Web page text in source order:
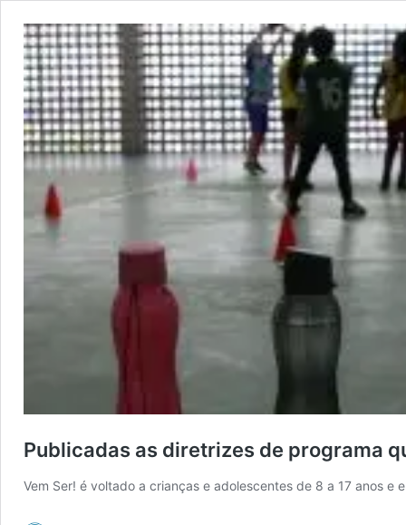
Publicadas as diretrizes de programa
Vem Ser! é voltado a crianças e adolescentes de 8 a 17 anos e